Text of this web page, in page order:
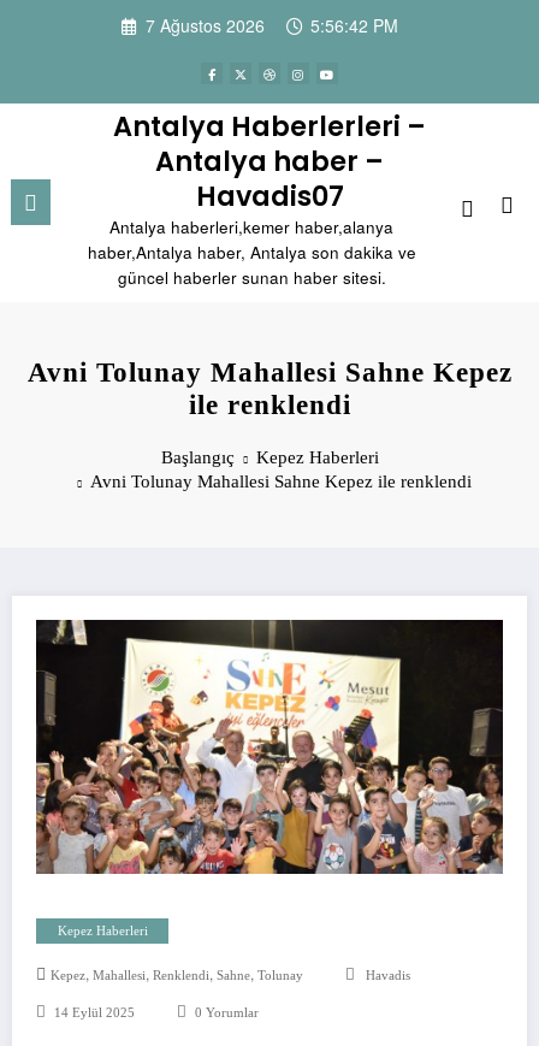
7 Ağustos 2026 5:56:43 PM
Antalya Haberlerleri –
Antalya haber –
Havadis07
Antalya haberleri,kemer haber,alanya
haber,Antalya haber, Antalya son dakika ve
güncel haberler sunan haber sitesi.
Avni Tolunay Mahallesi Sahne Kepez
ile renklendi
Başlangıç
Kepez Haberleri
Avni Tolunay Mahallesi Sahne Kepez ile renklendi
Kepez Haberleri
Kepez, Mahallesi, Renklendi, Sahne, Tolunay Havadis
14 Eylül 2025 0 Yorumlar